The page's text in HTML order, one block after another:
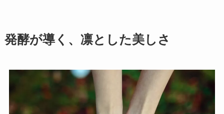
発酵が導く、凛とした美しさ